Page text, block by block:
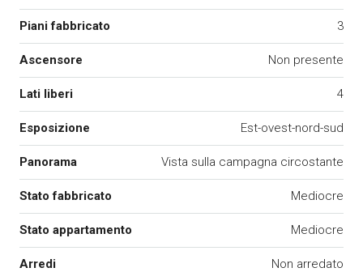
Piani fabbricato 3
Ascensore Non presente
Lati liberi 4
Esposizione Est-ovest-nord-sud
Panorama Vista sulla campagna circostante
Stato fabbricato Mediocre
Stato appartamento Mediocre
Arredi Non arredato